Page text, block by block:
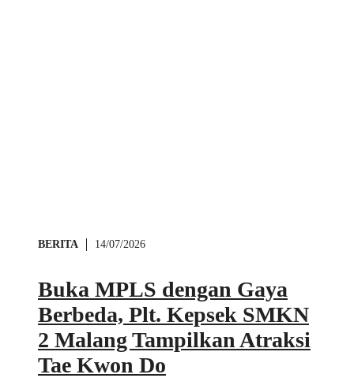
BERITA 14/07/2026
Buka MPLS dengan Gaya
Berbeda, Plt. Kepsek SMKN
2 Malang Tampilkan Atraksi
Tae Kwon Do